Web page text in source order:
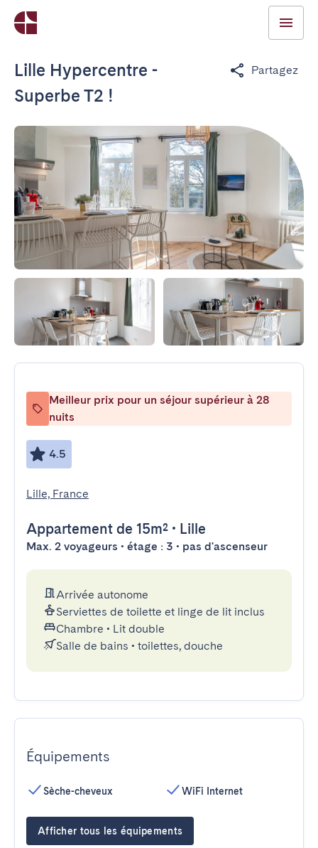
Lille Hypercentre -
Superbe T2 !
Partagez
Meilleur prix pour un séjour supérieur à 28
nuits
4.5
Lille, France
Appartement de 15m² • Lille
Max. 2 voyageurs • étage : 3 • pas d'ascenseur
Arrivée autonome
Serviettes de toilette et linge de lit inclus
Chambre • Lit double
Salle de bains • toilettes, douche
Équipements
Sèche-cheveux WiFi Internet
Afficher tous les équipements